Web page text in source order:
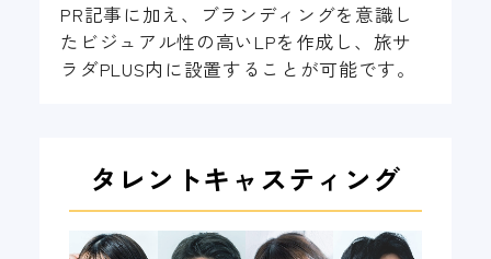
PR記事に加え、ブランディングを意識し
たビジュアル性の高いLPを作成し、旅サ
ラダPLUS内に設置することが可能です。
タレントキャスティング